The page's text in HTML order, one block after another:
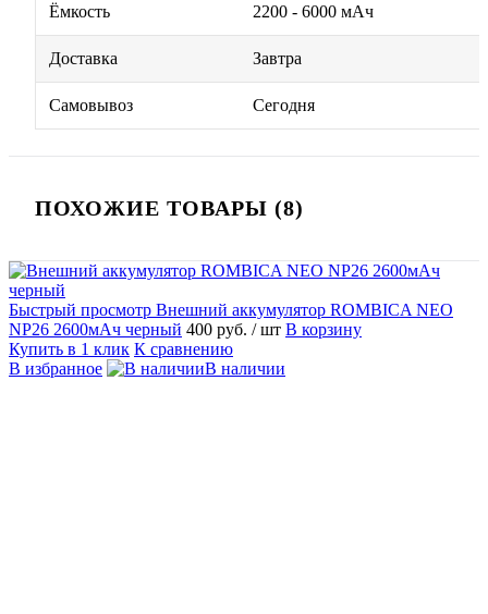
Ёмкость 2200 - 6000 мАч
Доставка Завтра
Самовывоз Сегодня
ПОХОЖИЕ ТОВАРЫ (8)
Быстрый просмотр Внешний аккумулятор ROMBICA NEO
NP26 2600мАч черный 400 руб. / шт В корзину
Купить в 1 клик К сравнению
В избранное
В наличии